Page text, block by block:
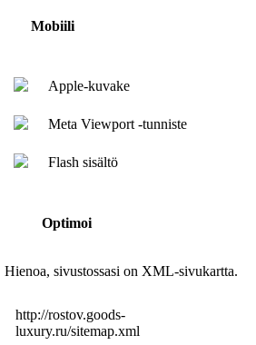
Mobiili
Apple-kuvake
Meta Viewport -tunniste
Flash sisältö
Optimoi
Hienoa, sivustossasi on XML-sivukartta.
http://rostov.goods-
luxury.ru/sitemap.xml